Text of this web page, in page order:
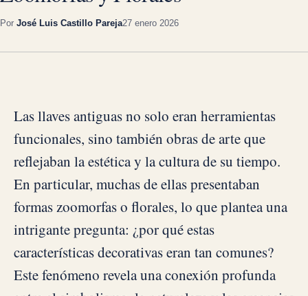
Por José Luis Castillo Pareja27 enero 2026
Las llaves antiguas no solo eran herramientas
funcionales, sino también obras de arte que
reflejaban la estética y la cultura de su tiempo.
En particular, muchas de ellas presentaban
formas zoomorfas o florales, lo que plantea una
intrigante pregunta: ¿por qué estas
características decorativas eran tan comunes?
Este fenómeno revela una conexión profunda